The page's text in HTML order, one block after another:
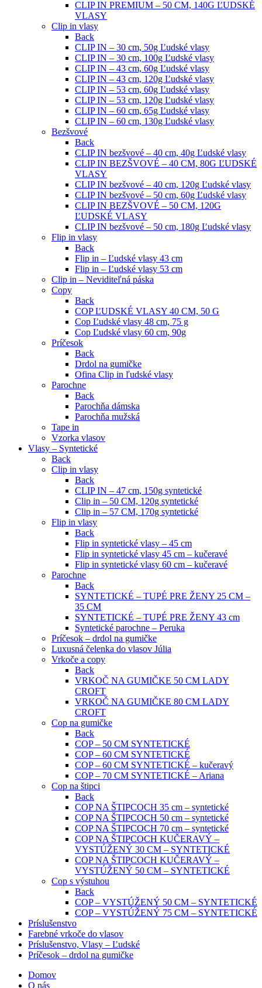
CLIP IN PREMIUM – 50 CM, 140G ĽUDSKÉ
VLASY
Clip in vlasy
Back
CLIP IN – 30 cm, 50g Ľudské vlasy
CLIP IN – 30 cm, 100g Ľudské vlasy
CLIP IN – 43 cm, 60g Ľudské vlasy
CLIP IN – 43 cm, 120g Ľudské vlasy
CLIP IN – 53 cm, 60g Ľudské vlasy
CLIP IN – 53 cm, 120g Ľudské vlasy
CLIP IN – 60 cm, 65g Ľudské vlasy
CLIP IN – 60 cm, 130g Ľudské vlasy
Bezšvové
Back
CLIP IN bezšvové – 40 cm, 40g Ľudské vlasy
CLIP IN BEZŠVOVÉ – 40 CM, 80G ĽUDSKÉ
VLASY
CLIP IN bezšvové – 40 cm, 120g Ľudské vlasy
CLIP IN bezšvové – 50 cm, 60g Ľudské vlasy
CLIP IN BEZŠVOVÉ – 50 CM, 120G
ĽUDSKÉ VLASY
CLIP IN bezšvové – 50 cm, 180g Ľudské vlasy
Flip in vlasy
Back
Flip in – Ľudské vlasy 43 cm
Flip in – Ľudské vlasy 53 cm
Clip in – Neviditeľná páska
Copy
Back
COP ĽUDSKÉ VLASY 40 CM, 50 G
Cop Ľudské vlasy 48 cm, 75 g
Cop Ľudské vlasy 60 cm, 90g
Príčesok
Back
Drdol na gumičke
Ofina Clip in ľudské vlasy
Parochne
Back
Parochňa dámska
Parochňa mužská
Tape in
Vzorka vlasov
Vlasy – Syntetické
Back
Clip in vlasy
Back
CLIP IN – 47 cm, 150g syntetické
Clip in – 50 CM, 120g syntetické
Clip in – 57 CM, 170g syntetické
Flip in vlasy
Back
Flip in syntetické vlasy – 45 cm
Flip in syntetické vlasy 45 cm – kučeravé
Flip in syntetické vlasy 60 cm – kučeravé
Parochne
Back
SYNTETICKÉ – TUPÉ PRE ŽENY 25 CM –
35 CM
SYNTETICKÉ – TUPÉ PRE ŽENY 43 cm
Syntetické parochne – Peruka
Príčesok – drdol na gumičke
Luxusná čelenka do vlasov Júlia
Vrkoče a copy
Back
VRKOČ NA GUMIČKE 50 CM LADY
CROFT
VRKOČ NA GUMIČKE 80 CM LADY
CROFT
Cop na gumičke
Back
COP – 50 CM SYNTETICKÉ
COP – 60 CM SYNTETICKÉ
COP – 60 CM SYNTETICKÉ – kučeravý
COP – 70 CM SYNTETICKÉ – Ariana
Cop na štipci
Back
COP NA ŠTIPCOCH 35 cm – syntetické
COP NA ŠTIPCOCH 50 cm – syntetické
COP NA ŠTIPCOCH 70 cm – syntetické
COP NA ŠTIPCOCH KUČERAVÝ –
VYSTÚŽENÝ 30 CM – SYNTETICKÉ
COP NA ŠTIPCOCH KUČERAVÝ –
VYSTÚŽENÝ 50 CM – SYNTETICKÉ
Cop s výstuhou
Back
COP – VYSTÚŽENÝ 50 CM – SYNTETICKÉ
COP – VYSTÚŽENÝ 75 CM – SYNTETICKÉ
Príslušenstvo
Farebné vrkoče do vlasov
Príslušenstvo, Vlasy – Ľudské
Príčesok – drdol na gumičke
Domov
O nás